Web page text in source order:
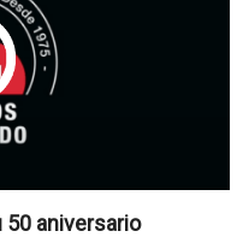
50 aniversario